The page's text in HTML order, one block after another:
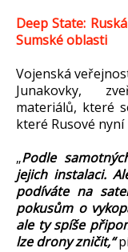
Deep State:
Sumské oblasti
Vojenská
Junakovky,
materiálů, které
které Rusové
„Podle
jejich instalaci.
podíváte na
pokusům o
ale ty spíše
lze drony zničit,“